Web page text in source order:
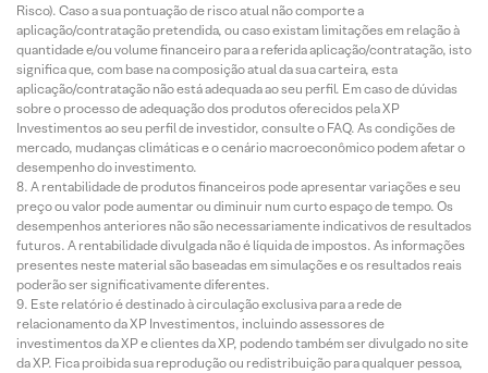
Risco). Caso a sua pontuação de risco atual não comporte a
aplicação/contratação pretendida, ou caso existam limitações em relação à
quantidade e/ou volume financeiro para a referida aplicação/contratação, isto
significa que, com base na composição atual da sua carteira, esta
aplicação/contratação não está adequada ao seu perfil. Em caso de dúvidas
sobre o processo de adequação dos produtos oferecidos pela XP
Investimentos ao seu perfil de investidor, consulte o FAQ. As condições de
mercado, mudanças climáticas e o cenário macroeconômico podem afetar o
desempenho do investimento.
A rentabilidade de produtos financeiros pode apresentar variações e seu
preço ou valor pode aumentar ou diminuir num curto espaço de tempo. Os
desempenhos anteriores não são necessariamente indicativos de resultados
futuros. A rentabilidade divulgada não é líquida de impostos. As informações
presentes neste material são baseadas em simulações e os resultados reais
poderão ser significativamente diferentes.
Este relatório é destinado à circulação exclusiva para a rede de
relacionamento da XP Investimentos, incluindo assessores de
investimentos da XP e clientes da XP, podendo também ser divulgado no site
da XP. Fica proibida sua reprodução ou redistribuição para qualquer pessoa,